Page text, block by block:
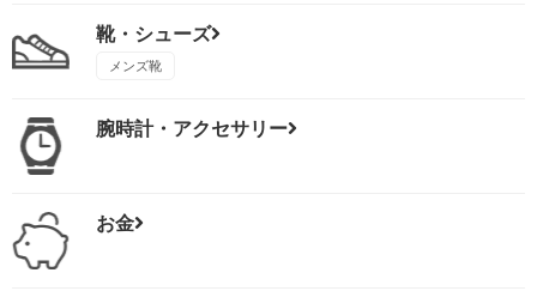
靴・シューズ
メンズ靴
腕時計・アクセサリー
お金